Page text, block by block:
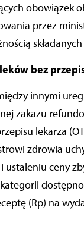
obowiązek
przez
bez
innymi
zakazu
lekarza
zdrowia
ustaleniu ceny
(Rp) na